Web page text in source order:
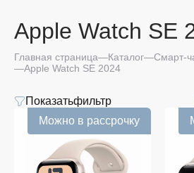
Apple Watch SE
Главная страница Каталог Смарт-
Apple Watch SE 2024
Показатьфильтр
Можно в рассрочку